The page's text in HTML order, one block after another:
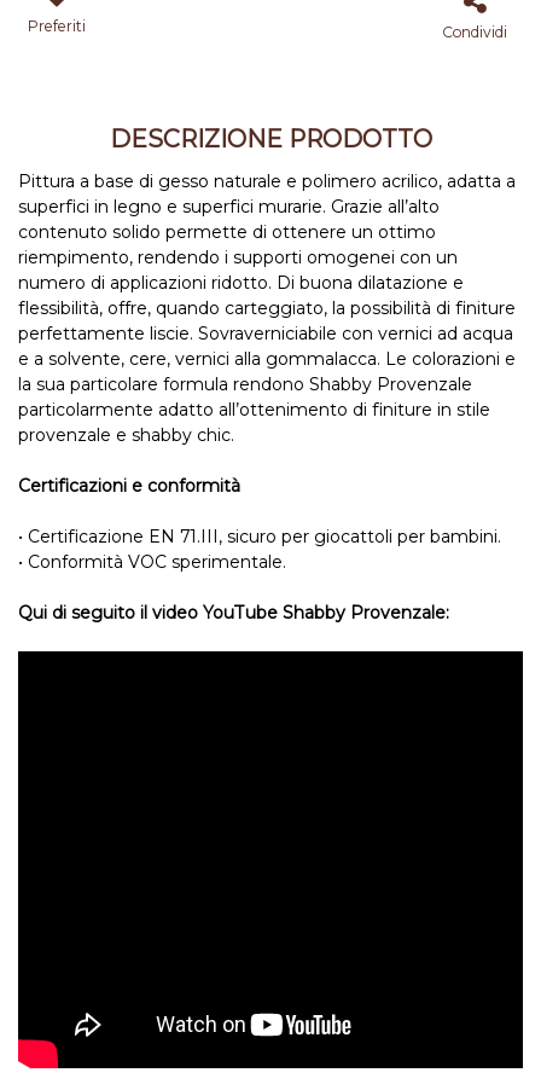
Preferiti Condividi
DESCRIZIONE PRODOTTO
Pittura a base di gesso naturale e polimero acrilico, adatta a
superfici in legno e superfici murarie. Grazie all’alto
contenuto solido permette di ottenere un ottimo
riempimento, rendendo i supporti omogenei con un
numero di applicazioni ridotto. Di buona dilatazione e
flessibilità, offre, quando carteggiato, la possibilità di finiture
perfettamente liscie. Sovraverniciabile con vernici ad acqua
e a solvente, cere, vernici alla gommalacca. Le colorazioni e
la sua particolare formula rendono Shabby Provenzale
particolarmente adatto all’ottenimento di finiture in stile
provenzale e shabby chic.
Certificazioni e conformità
• Certificazione EN 71.III, sicuro per giocattoli per bambini.
• Conformità VOC sperimentale.
Qui di seguito il video YouTube Shabby Provenzale: